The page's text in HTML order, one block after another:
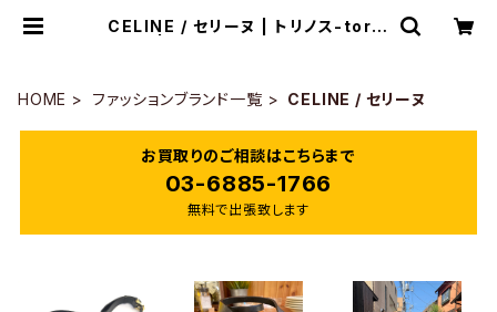
CELINE / セリーヌ | トリノス-torin
HOME
ファッションブランド一覧 CELINE / セリーヌ
お買取りのご相談はこちらまで
03-6885-1766
無料で出張致します